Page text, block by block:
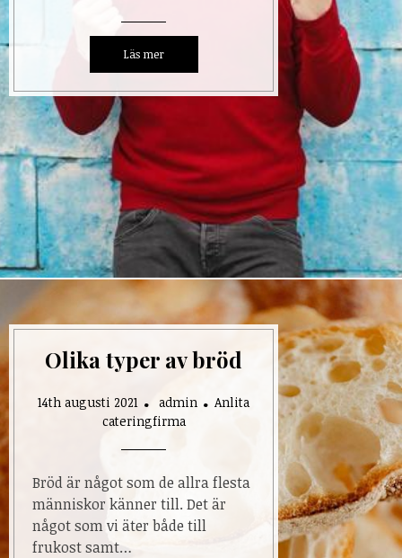
Olika typer av bröd
14th augusti 2021 admin
Anlita
cateringfirma
Bröd är något som de allra flesta
människor känner till. Det är
något som vi äter både till
frukost samt…